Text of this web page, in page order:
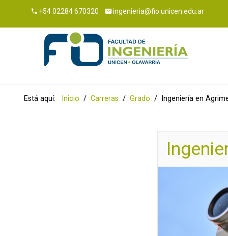
Estudiantes
+54 02284 670320 ingenieria@fio.unicen.edu.ar
Está aquí: Inicio Carreras Grado Ingeniería en